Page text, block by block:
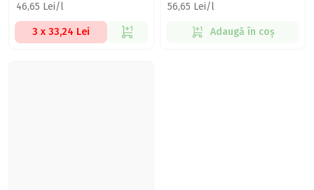
46,65 Lei/l
3 x 33,24 Lei
56,65 Lei/l
Adaugă în coș